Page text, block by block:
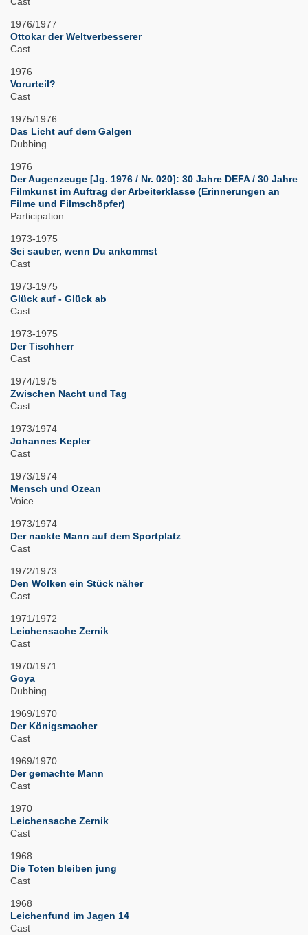
1976/1977
Ottokar der Weltverbesserer
Cast
1976
Vorurteil?
Cast
1975/1976
Das Licht auf dem Galgen
Dubbing
1976
Der Augenzeuge [Jg. 1976 / Nr. 020]: 30 Jahre DEFA / 30 Jahre
Filmkunst im Auftrag der Arbeiterklasse (Erinnerungen an
Filme und Filmschöpfer)
Participation
1973-1975
Sei sauber, wenn Du ankommst
Cast
1973-1975
Glück auf - Glück ab
Cast
1973-1975
Der Tischherr
Cast
1974/1975
Zwischen Nacht und Tag
Cast
1973/1974
Johannes Kepler
Cast
1973/1974
Mensch und Ozean
Voice
1973/1974
Der nackte Mann auf dem Sportplatz
Cast
1972/1973
Den Wolken ein Stück näher
Cast
1971/1972
Leichensache Zernik
Cast
1970/1971
Goya
Dubbing
1969/1970
Der Königsmacher
Cast
1969/1970
Der gemachte Mann
Cast
1970
Leichensache Zernik
Cast
1968
Die Toten bleiben jung
Cast
1968
Leichenfund im Jagen 14
Cast